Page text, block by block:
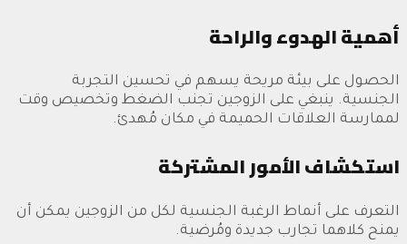
أهمية الهدوء والراحة
الحصول على بيئة مريحة يسهم في تحسين التجربة
الجنسية. ينبغي على الزوجين تجنب الضغط وتخصيص وقت
لممارسة العلاقات الحميمة في مكان مُهدئ.
استكشاف الأمور المشتركة
التعرف على أنماط الرغبة الجنسية لكل من الزوجين يمكن أن
يمنح كلاهما تجارب جديدة ومُرضية.